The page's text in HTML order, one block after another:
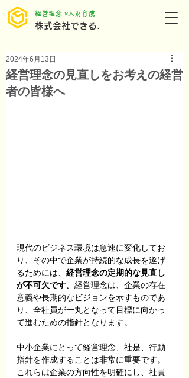
株式会社できる.
​経営理念 ×人財育成
経営理念の見直しをお考えの経営
者の皆様へ
2024年6月13日
現代のビジネス環境は急速に変化してお
り、その中で企業が持続的な成長を遂げ
るためには、 経営理念の定期的な見直し
が不可欠です。 経営理念は、企業の存在
意義や長期的なビジョンを示すものであ
り、全社員が一丸となって目標に向かっ
て進むための指針となります。
中小企業にとって経営理念、社是、行動
指針を作成することは非常に重要です。
これらは企業の方向性を明確にし、社員